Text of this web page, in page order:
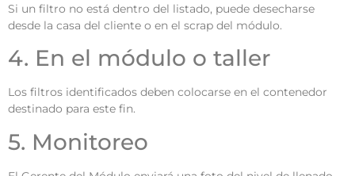
Si un filtro no está dentro del listado, puede desecharse
desde la casa del cliente o en el scrap del módulo.
4. En el módulo o taller
Los filtros identificados deben colocarse en el contenedor
destinado para este fin.
5. Monitoreo